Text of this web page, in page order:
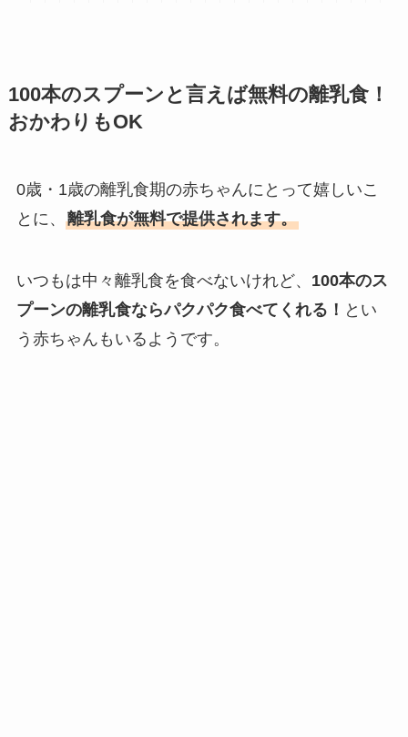
100本のスプーンと言えば無料の離乳食！
おかわりもOK
0歳・1歳の離乳食期の赤ちゃんにとって嬉しいこ
とに、 離乳食が無料で提供されます。
いつもは中々離乳食を食べないけれど、 100本のス
プーンの離乳食ならパクパク食べてくれる！ とい
う赤ちゃんもいるようです。